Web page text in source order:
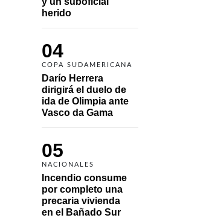
herido
04
COPA SUDAMERICANA
Darío Herrera
dirigirá el duelo de
ida de Olimpia ante
Vasco da Gama
05
NACIONALES
Incendio consume
por completo una
precaria vivienda
en el Bañado Sur